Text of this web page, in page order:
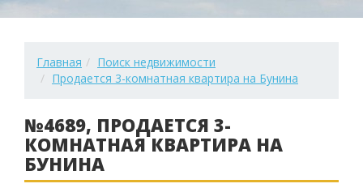
Главная
Поиск недвижимости
Продается 3-комнатная квартира на Бунина
№4689, ПРОДАЕТСЯ 3-
КОМНАТНАЯ КВАРТИРА НА
БУНИНА